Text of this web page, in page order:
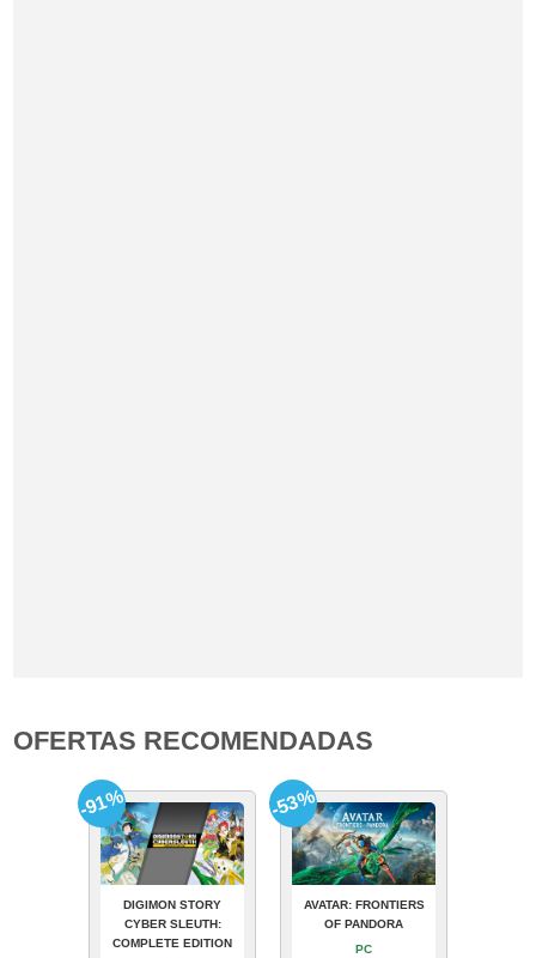
OFERTAS RECOMENDADAS
DIGIMON STORY
CYBER SLEUTH:
COMPLETE EDITION
-91%
AVATAR: FRONTIERS
OF PANDORA
PC
-53%